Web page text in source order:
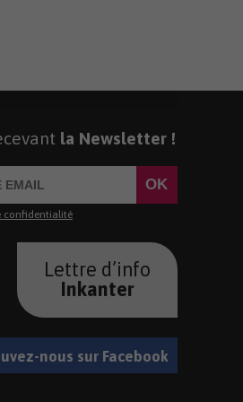
la Newsletter !
confidentialité
Lettre d’info
Inkanter
nous sur Facebook